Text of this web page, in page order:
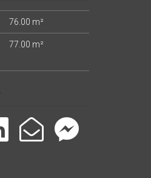
76 .00 m²
77 .00 m²